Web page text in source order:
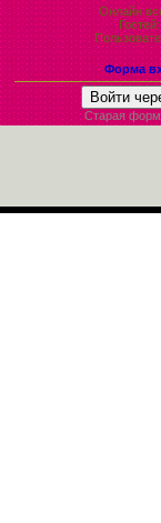
Онлайн
Гостей:
Форма
Войти
Старая